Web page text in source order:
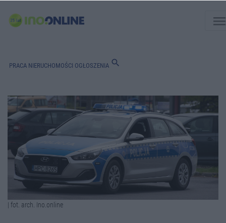
PRACA NIERUCHOMOŚCI OGŁOSZENIA search
| fot. arch. Ino.online